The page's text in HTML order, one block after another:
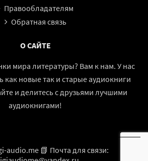
Правообладателям
Обратная связь
О САЙТЕ
мира литературы? Вам к нам. У нас
новые так и старые аудиокниги
и делитесь с друзьями лучшими
аудиокнигами!
audio.me 📗 Почта для связи: